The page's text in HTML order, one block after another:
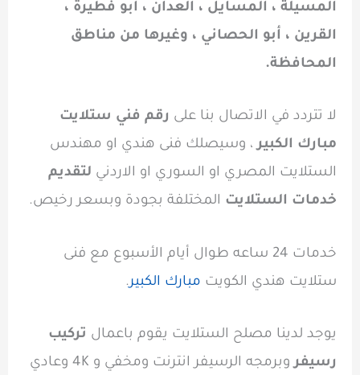
المسيلة ، المسايل ، العدان ، أبو فطيرة ،
القرين ، أبو الحصاني ، وغيرها من مناطق
المحافظة.
لا تتردد في الاتصال بنا على رقم فني ستلايت
مبارك الكبير، وسيصلك فنى هندي او مهندس
الستلايت المصري او السوري او الاردني لتقديم
خدمات الستلايت المختلفة بجودة وبسعر رخيص.
خدمات 24 ساعه طوال أيام الأسبوع مع فنى
ستلايت هندي الكويت مبارك الكبير.
يوجد لدينا مصلح الستلايت يقوم باعمال تركيب
رسيفر
وبرمجه الرسيفر انترنت ومخفي و 4K وعادي